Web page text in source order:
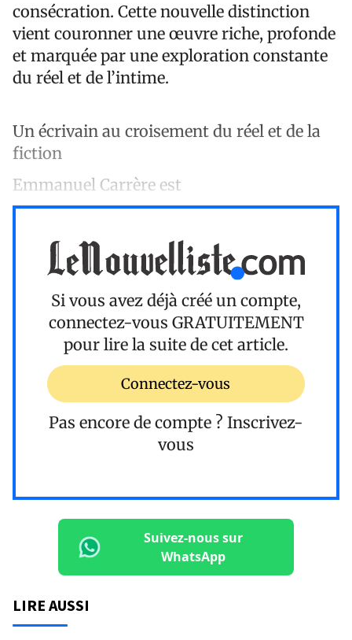
consécration. Cette nouvelle distinction
vient couronner une œuvre riche, profonde
et marquée par une exploration constante
du réel et de l’intime.
Un écrivain au croisement du réel et de la
fiction
Emmanuel Carrère est
Si vous avez déjà créé un compte,
connectez-vous GRATUITEMENT
pour lire la suite de cet article.
Connectez-vous
Pas encore de compte ? Inscrivez-
vous
Suivez-nous sur
WhatsApp
LIRE AUSSI